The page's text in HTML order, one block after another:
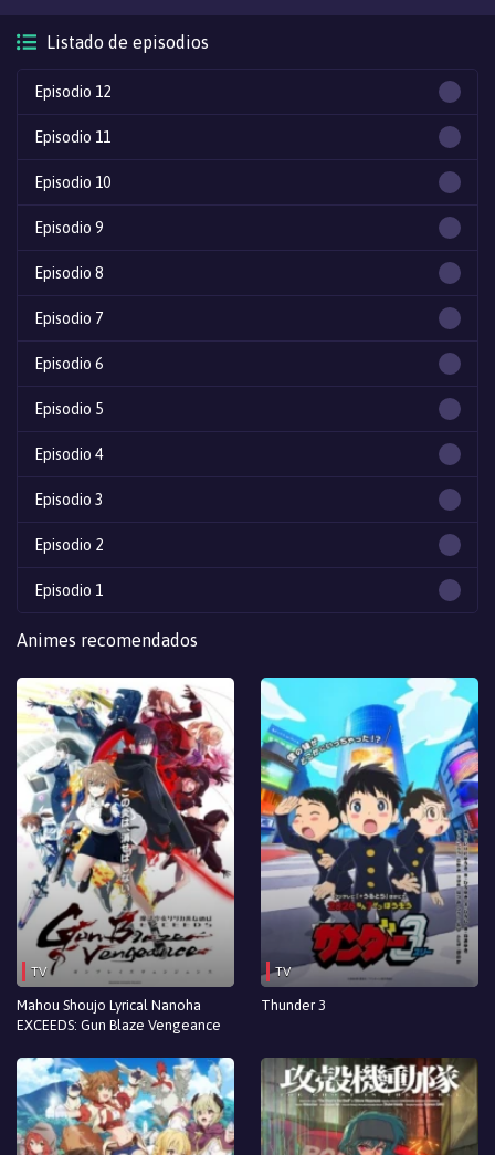
Listado de episodios
Episodio 12
Episodio 11
Episodio 10
Episodio 9
Episodio 8
Episodio 7
Episodio 6
Episodio 5
Episodio 4
Episodio 3
Episodio 2
Episodio 1
Animes recomendados
TV
Mahou Shoujo Lyrical Nanoha
EXCEEDS: Gun Blaze Vengeance
TV
Thunder 3